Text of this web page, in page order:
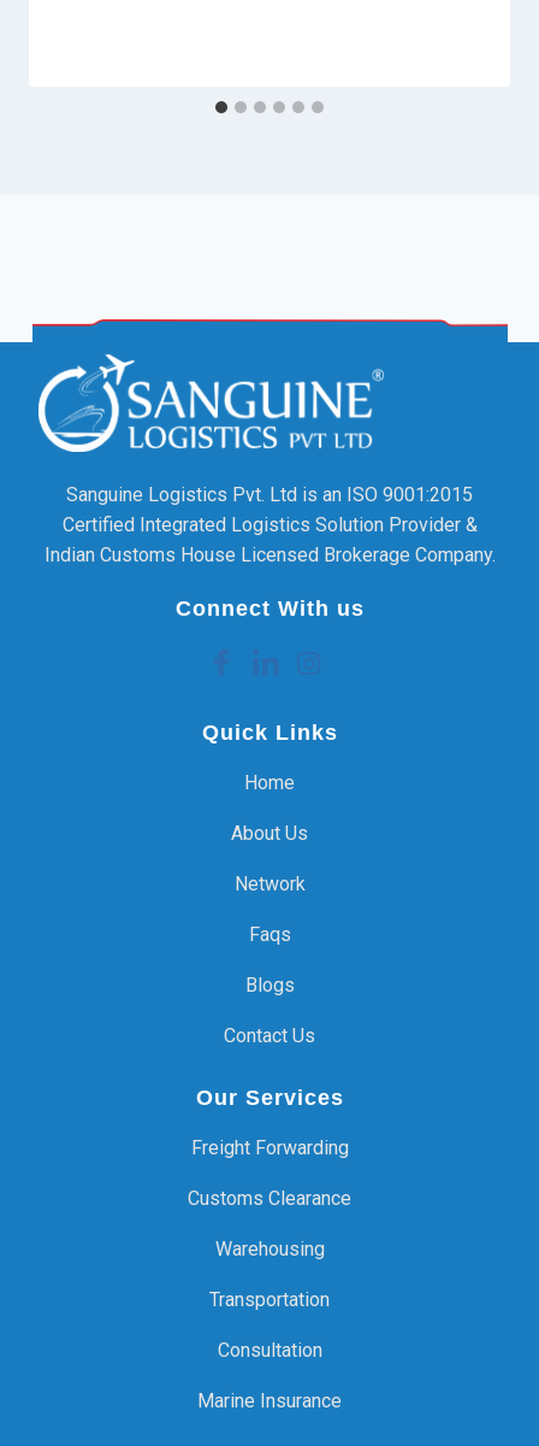
Sanguine Logistics Pvt. Ltd is an ISO 9001:2015
Certified Integrated Logistics Solution Provider &
Indian Customs House Licensed Brokerage Company.
Connect With us
Quick Links
Home
About Us
Network
Faqs
Blogs
Contact Us
Our Services
Freight Forwarding
Customs Clearance
Warehousing
Transportation
Consultation
Marine Insurance